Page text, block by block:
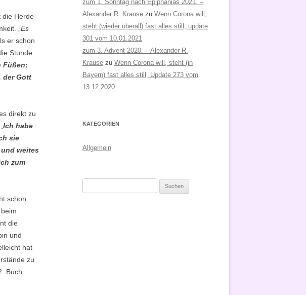
die Herde
„ Es
er schon
Stunde
Füßen;
der Gott
direkt zu
Ich habe
sie
weites
zum
schon
die
und
hat
zu
Buch
zum 1. Sonntag nach Epiphanias 2021. –
Alexander R. Krause zu Wenn Corona will,
steht (wieder überall) fast alles still, update
301 vom 10.01.2021
zum 3. Advent 2020. – Alexander R.
Krause zu Wenn Corona will, steht (in
Bayern) fast alles still, Update 273 vom
13.12.2020
KATEGORIEN
Allgemein